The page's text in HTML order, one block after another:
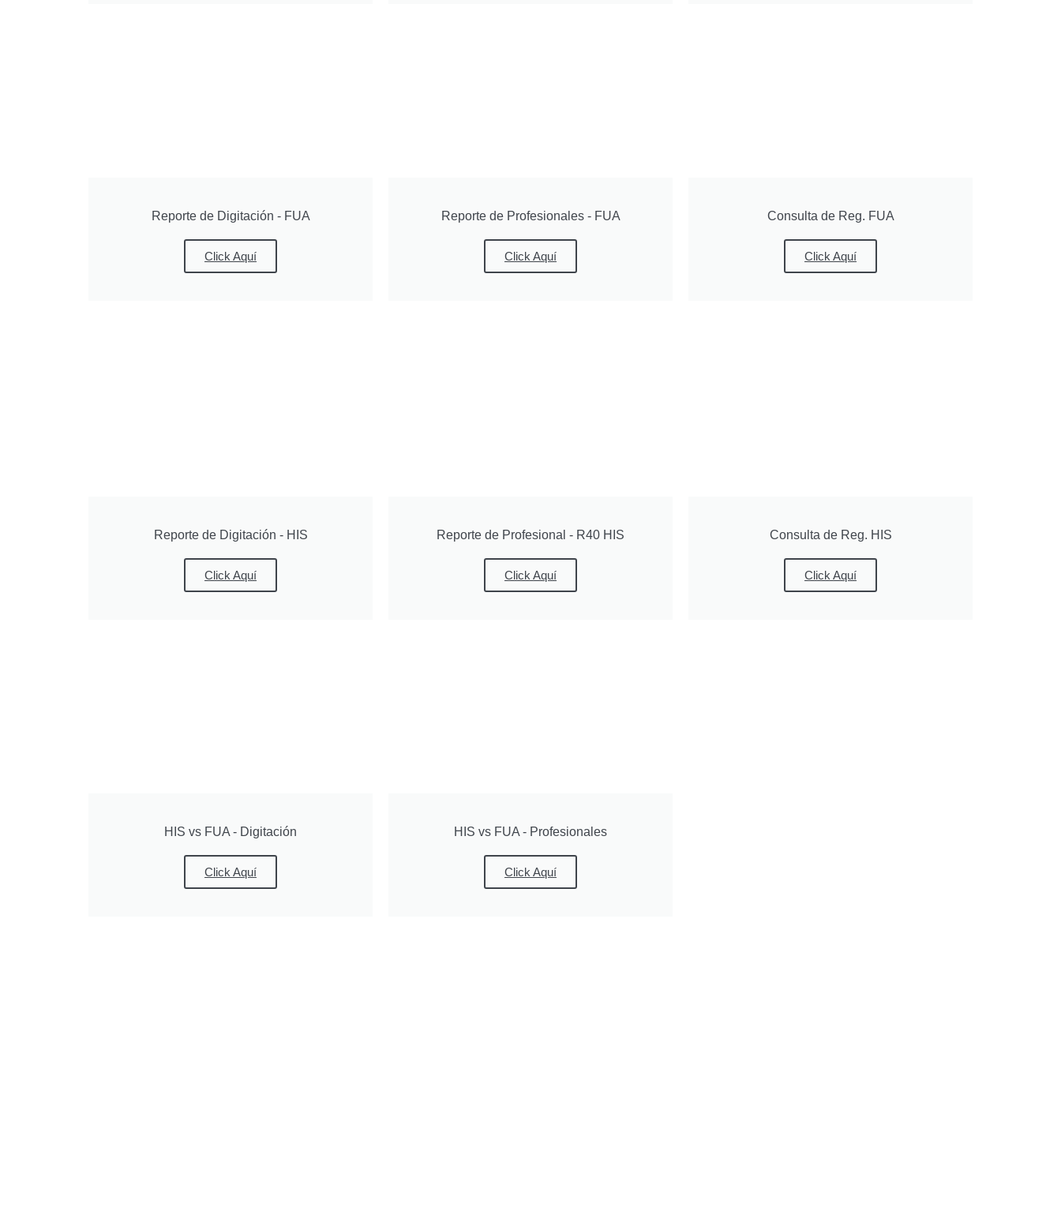
Reporte de Digitación - FUA
Click Aquí
Reporte de Profesionales - FUA
Click Aquí
Consulta de Reg. FUA
Click Aquí
Reporte de Digitación - HIS
Click Aquí
Reporte de Profesional - R40 HIS
Click Aquí
Consulta de Reg. HIS
Click Aquí
HIS vs FUA - Digitación
Click Aquí
HIS vs FUA - Profesionales
Click Aquí